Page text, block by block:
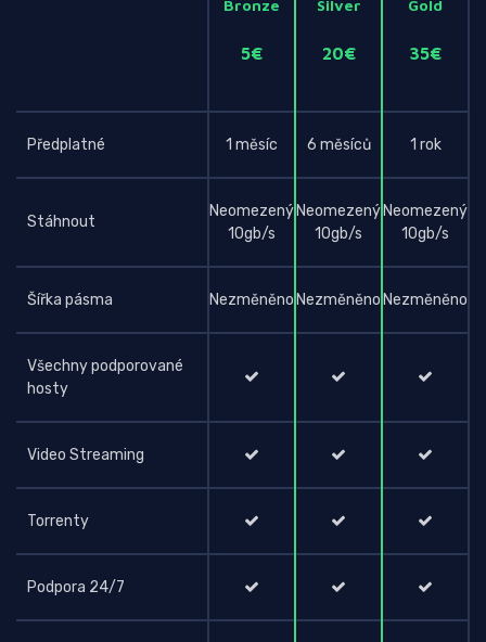
Bronze
5€
Silver
20€
Gold
35€
Předplatné 1 měsíc 6 měsíců 1 rok
Stáhnout
Neomezený
10gb/s
Neomezený
10gb/s
Neomezený
10gb/s
Šířka pásma Nezměněno Nezměněno Nezměněno
Všechny podporované
hosty
Video Streaming
Torrenty
Podpora 24/7